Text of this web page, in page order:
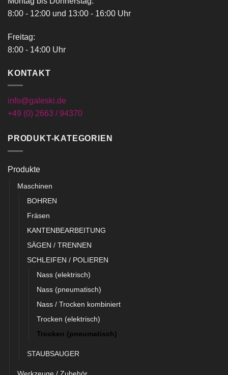
8:00 - 12:00 und 13:00 - 16:00 Uhr
Freitag:
8:00 - 14:00 Uhr
KONTAKT
info@galeski.de
+49 (0) 2663 / 94370
PRODUKT-KATEGORIEN
Produkte
Maschinen
BOHREN
Fräsen
KANTENBEARBEITUNG
SÄGEN / TRENNEN
SCHLEIFEN / POLIEREN
Nass (elektrisch)
Nass (pneumatisch)
Nass / Trocken kombiniert
Trocken (elektrisch)
Trocken (pneumatisch)
STAUBSAUGER